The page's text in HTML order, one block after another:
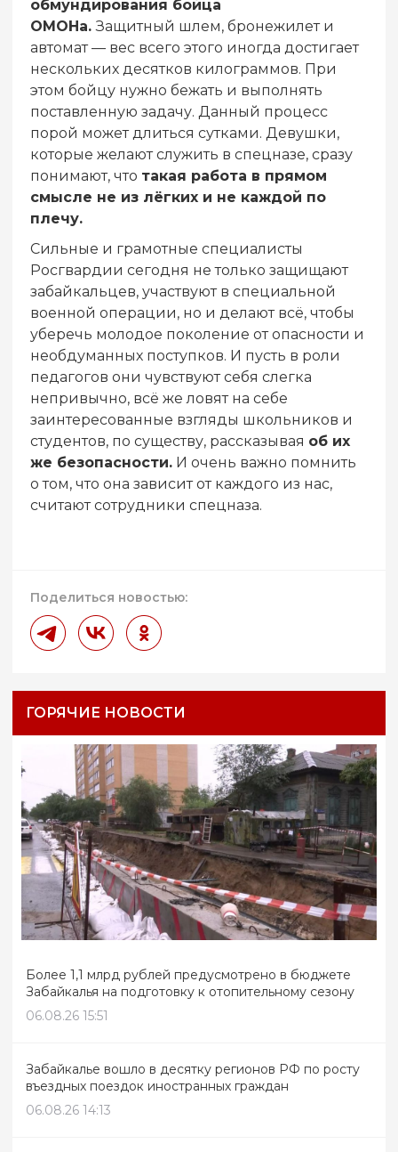
обмундирования бойца
ОМОНа.Защитный шлем, бронежилет и
автомат — вес всего этого иногда достигает
нескольких десятков килограммов. При
этом бойцу нужно бежать и выполнять
поставленную задачу. Данный процесс
порой может длиться сутками. Девушки,
которые желают служить в спецназе, сразу
понимают, что такая работа в прямом
смысле не из лёгких и не каждой по
плечу.
Сильные и грамотные специалисты
Росгвардии сегодня не только защищают
забайкальцев, участвуют в специальной
военной операции, но и делают всё, чтобы
уберечь молодое поколение от опасности и
необдуманных поступков. И пусть в роли
педагогов они чувствуют себя слегка
непривычно, всё же ловят на себе
заинтересованные взгляды школьников и
студентов, по существу, рассказывая об их
же безопасности. И очень важно помнить
о том, что она зависит от каждого из нас,
считают сотрудники спецназа.
Поделиться новостью:
ГОРЯЧИЕ НОВОСТИ
Более 1,1 млрд рублей предусмотрено в бюджете
Забайкалья на подготовку к отопительному сезону
06.08.26 15:51
Забайкалье вошло в десятку регионов РФ по росту
въездных поездок иностранных граждан
06.08.26 14:13